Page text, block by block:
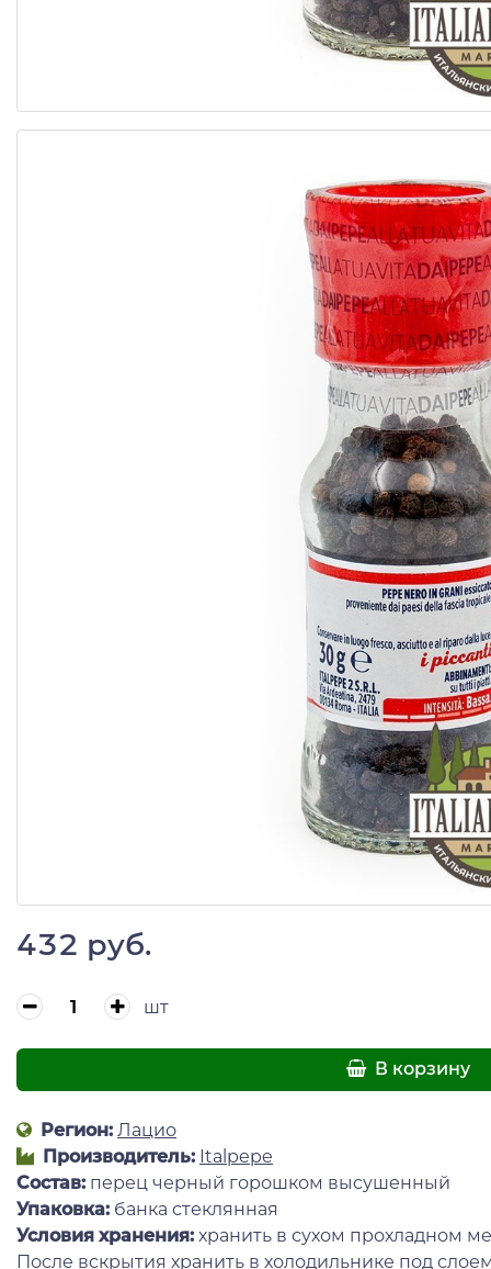
432 руб.
шт
В корзину
Регион: Лацио
Производитель: Italpepe
Состав: перец черный горошком высушенный
Упаковка: банка стеклянная
Условия хранения: хранить в сухом прохладном
После вскрытия хранить в холодильнике под